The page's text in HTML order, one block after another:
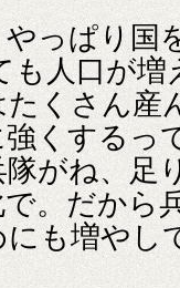
っぱり国
も人口が増
くさん産
くするっ
がね、足
。だから
も増やし